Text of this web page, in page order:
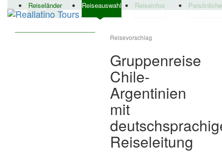
Reiseländer Reiseauswahl Reiseinfos
Reisevorschlag
Gruppenreise
Chile-
Argentinien
mit
Reiseleitung